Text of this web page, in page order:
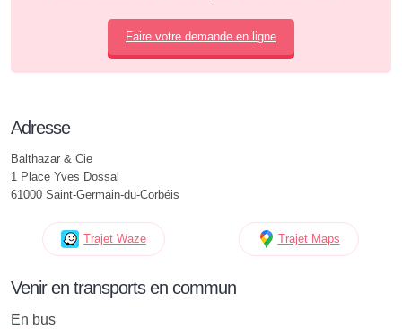
Faire votre demande en ligne
Adresse
Balthazar & Cie
1 Place Yves Dossal
61000 Saint-Germain-du-Corbéis
Trajet Waze Trajet Maps
Venir en transports en commun
En bus